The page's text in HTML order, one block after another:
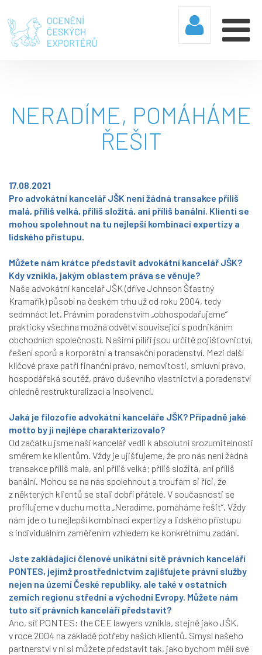
NERADÍME, POMÁHÁME
ŘEŠIT
17.08.2021
Pro advokátní kancelář JŠK není žádná transakce příliš
malá, příliš velká, příliš složitá, ani příliš banální. Klienti se
mohou spolehnout na tu nejlepší kombinaci expertízy a
lidského přístupu.
Můžete nám krátce představit advokátní kancelář JŠK?
Kdy vznikla, jakým oblastem práva se věnuje?
Naše advokátní kancelář JŠK (dříve Johnson Šťastný
Kramařík) působí na českém trhu už od roku 2004, tedy
sedmnáct let. Právním poradenstvím „obhospodařujeme“
prakticky všechna možná odvětví související s podnikáním
obchodních společností. Našimi pilíři jsou určitě pojišťovnictví,
řešení sporů a korporátní a transakční poradenství. Mezi další
klíčové praxe patří finanční právo, nemovitosti, smluvní právo,
hospodářská soutěž, právo duševního vlastnictví a poradenství
ohledně restrukturalizací a insolvencí.
Jaká je filozofie advokátní kanceláře JŠK? Případně jaké
motto by ji nejlépe charakterizovalo?
Od začátku jsme naši kancelář vedli k absolutní srozumitelnosti
směrem ke klientům. Vždy je ujišťujeme, že pro nás není žádná
transakce příliš malá, ani příliš velká; příliš složitá, ani příliš
banální. Mohou se na nás spolehnout a troufám si říci, že
z některých klientů se stali dobří přátelé. V současnosti se
profilujeme v duchu motta „Neradíme, pomáháme řešit“. Vždy
nám jde o tu nejlepší kombinaci expertízy a lidského přístupu
s individuálním zaměřením vzhledem ke konkrétnímu zadání.
Jste zakládající členové unikátní sítě právních kanceláří
PONTES, jejímž prostřednictvím zajišťujete právní služby
nejen na území České republiky, ale také v ostatních
zemích regionu střední a východní Evropy. Můžete nám
tuto síť právních kanceláří představit?
Ano, síť PONTES: the CEE lawyers vznikla, stejně jako JŠK,
v roce 2004 na základě potřeby našich klientů. Smysl našeho
partnerství v ní si můžete představit tak, jako bychom měli své